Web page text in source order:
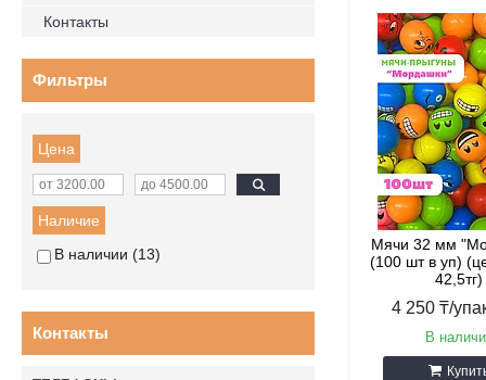
Мячи 32 мм
(100 шт в уп)
42,5тг)
4 250 ₸/
В
Контакты
Фильтры
Цена
Наличие
В наличии
13
Контакты